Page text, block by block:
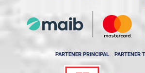
PARTENER PRINCIPAL PARTENER